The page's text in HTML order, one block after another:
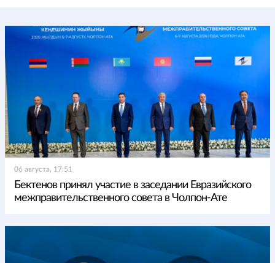
06 августа, 17:51
Бектенов принял участие в заседании Евразийского
межправительственного совета в Чолпон-Ате